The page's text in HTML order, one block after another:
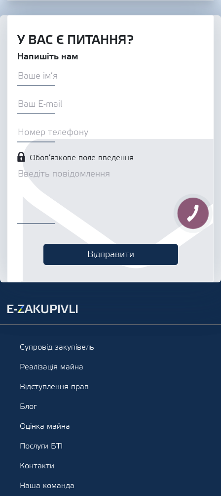
У ВАС Є ПИТАННЯ?
Напишіть нам
Обов’язкове поле введення
Супровід закупівель
Реалізація майна
Відступлення прав
Блог
Оцінка майна
Послуги БТІ
Контакти
Наша команда